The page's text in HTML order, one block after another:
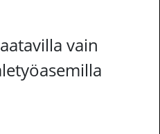
vain